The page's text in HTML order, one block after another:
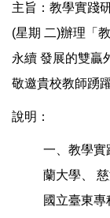
主旨：教學實踐
(星期 二)辦理「
永續 發展的雙贏
敬邀貴校教師踴
說明：
一、教學實
蘭大學、
國立臺東